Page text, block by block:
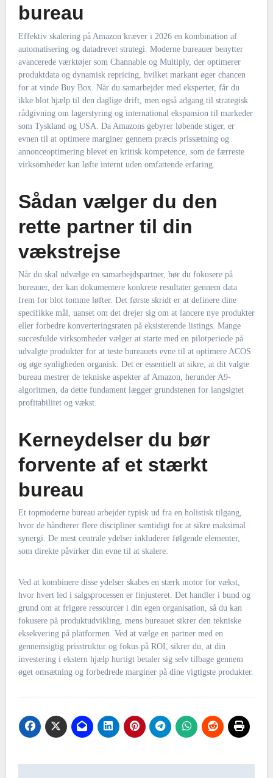
bureau
Effektiv skalering på Amazon kræver i 2026 en kombination af
automatisering og datadrevet strategi. Moderne bureauer benytter
avancerede værktøjer som Channable og Multiply, der optimerer
produktdata og dynamisk repricing, hvilket markant øger chancen
for at vinde Buy Box. Når du samarbejder med eksperter, får du
ikke blot hjælp til den daglige drift, men også adgang til strategisk
rådgivning om lagerstyring og international ekspansion til markeder
som Tyskland og USA. Da Amazons gebyrer løbende stiger, er
evnen til at optimere marginer gennem præcis prissætning og
annonceoptimering blevet en kritisk kompetence, som de færreste
virksomheder kan løfte internt uden omfattende erfaring.
Sådan vælger du den
rette partner til din
vækstrejse
Når du skal udvælge en samarbejdspartner, bør du fokusere på
bureauer, der kan dokumentere konkrete resultater gennem data
frem for blot tomme løfter. Det første skridt er at definere dine
specifikke mål, uanset om det drejer sig om at lancere nye produkter
eller forbedre konverteringsraten på eksisterende listings. Mange
succesfulde virksomheder vælger at starte med en pilotperiode på
udvalgte produkter for at teste bureauets evne til at optimere ACOS
og øge synligheden organisk. Det er essentielt at sikre, at dit valgte
bureau mestrer de tekniske aspekter af Amazon, herunder A9-
algoritmen, da dette fundament lægger grundstenen for langsigtet
profitabilitet og vækst.
Kerneydelser du bør
forvente af et stærkt
bureau
Et topmoderne bureau arbejder typisk ud fra en holistisk tilgang,
hvor de håndterer flere discipliner samtidigt for at sikre maksimal
synergi. De mest centrale ydelser inkluderer følgende elementer,
som direkte påvirker din evne til at skalere:
Ved at kombinere disse ydelser skabes en stærk motor for vækst,
hvor hvert led i salgsprocessen er finjusteret. Det handler i bund og
grund om at frigøre ressourcer i din egen organisation, så du kan
fokusere på produktudvikling, mens bureauet sikrer den tekniske
eksekvering på platformen. Ved at vælge en partner med en
gennemsigtig prisstruktur og fokus på ROI, sikrer du, at din
investering i ekstern hjælp hurtigt betaler sig selv tilbage gennem
øget omsætning og forbedrede marginer på dine vigtigste produkter.